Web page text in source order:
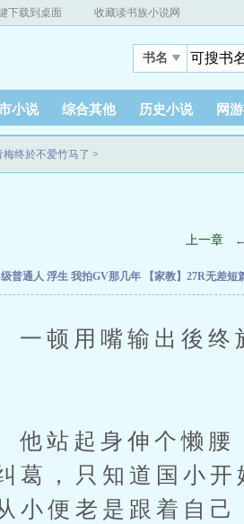
下载到桌面 收藏读书族小说网
书名
小说 综合其他 历史小说 网
梅终於不爱竹马了 >
上一章 ←
普通人 浮生 我拍GV那几年 【家教】27R无差短
用嘴输出後终於
起身伸个懒腰，
葛，只知道国小
小便老是跟着自